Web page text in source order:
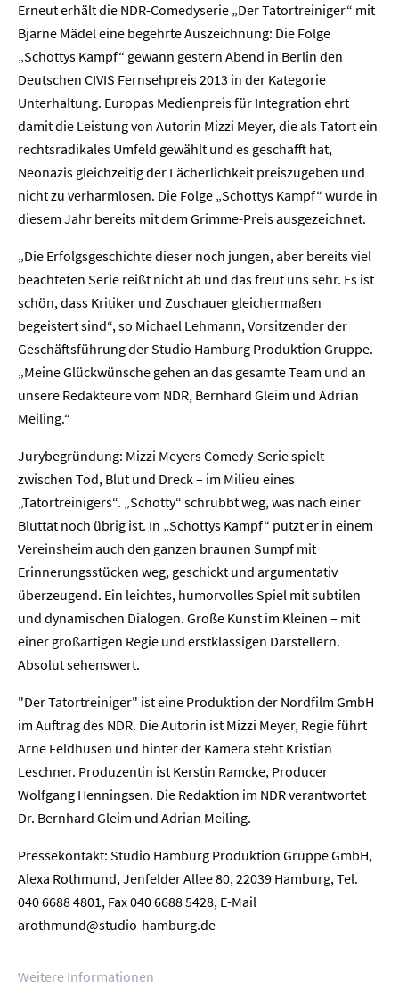
Erneut erhält die NDR-Comedyserie „Der Tatortreiniger“ mit
Bjarne Mädel eine begehrte Auszeichnung: Die Folge
„Schottys Kampf“ gewann gestern Abend in Berlin den
Deutschen CIVIS Fernsehpreis 2013 in der Kategorie
Unterhaltung. Europas Medienpreis für Integration ehrt
damit die Leistung von Autorin Mizzi Meyer, die als Tatort ein
rechtsradikales Umfeld gewählt und es geschafft hat,
Neonazis gleichzeitig der Lächerlichkeit preiszugeben und
nicht zu verharmlosen. Die Folge „Schottys Kampf“ wurde in
diesem Jahr bereits mit dem Grimme-Preis ausgezeichnet.
„Die Erfolgsgeschichte dieser noch jungen, aber bereits viel
beachteten Serie reißt nicht ab und das freut uns sehr. Es ist
schön, dass Kritiker und Zuschauer gleichermaßen
begeistert sind“, so Michael Lehmann, Vorsitzender der
Geschäftsführung der Studio Hamburg Produktion Gruppe.
„Meine Glückwünsche gehen an das gesamte Team und an
unsere Redakteure vom NDR, Bernhard Gleim und Adrian
Meiling.“
Jurybegründung: Mizzi Meyers Comedy-Serie spielt
zwischen Tod, Blut und Dreck – im Milieu eines
„Tatortreinigers“. „Schotty“ schrubbt weg, was nach einer
Bluttat noch übrig ist. In „Schottys Kampf“ putzt er in einem
Vereinsheim auch den ganzen braunen Sumpf mit
Erinnerungsstücken weg, geschickt und argumentativ
überzeugend. Ein leichtes, humorvolles Spiel mit subtilen
und dynamischen Dialogen. Große Kunst im Kleinen – mit
einer großartigen Regie und erstklassigen Darstellern.
Absolut sehenswert.
"Der Tatortreiniger" ist eine Produktion der Nordfilm GmbH
im Auftrag des NDR. Die Autorin ist Mizzi Meyer, Regie führt
Arne Feldhusen und hinter der Kamera steht Kristian
Leschner. Produzentin ist Kerstin Ramcke, Producer
Wolfgang Henningsen. Die Redaktion im NDR verantwortet
Dr. Bernhard Gleim und Adrian Meiling.
Pressekontakt: Studio Hamburg Produktion Gruppe GmbH,
Alexa Rothmund, Jenfelder Allee 80, 22039 Hamburg, Tel.
040 6688 4801, Fax 040 6688 5428, E-Mail
arothmund@studio-hamburg.de
Weitere Informationen
Home
Unternehmen
Presse
Karriere